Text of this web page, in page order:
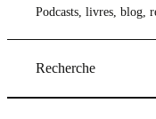
Podcasts, livres, blog,
Recherche